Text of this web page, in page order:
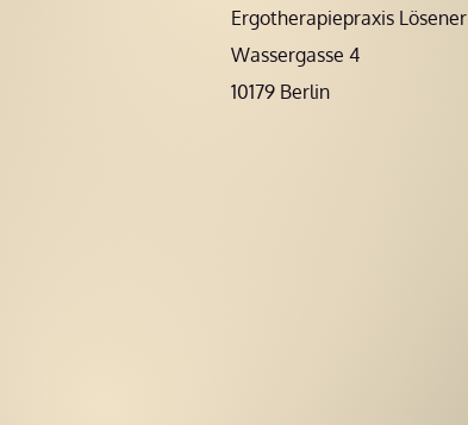
Ergotherapiepraxis Lösener
Wassergasse 4
10179 Berlin